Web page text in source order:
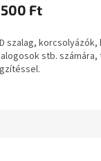
Ft
szalag,
stb. számára,